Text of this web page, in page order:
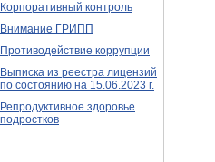
Корпоративный контроль
Внимание ГРИПП
Противодействие коррупции
Выписка из реестра лицензий
по состоянию на 15.06.2023 г.
Репродуктивное здоровье
подростков